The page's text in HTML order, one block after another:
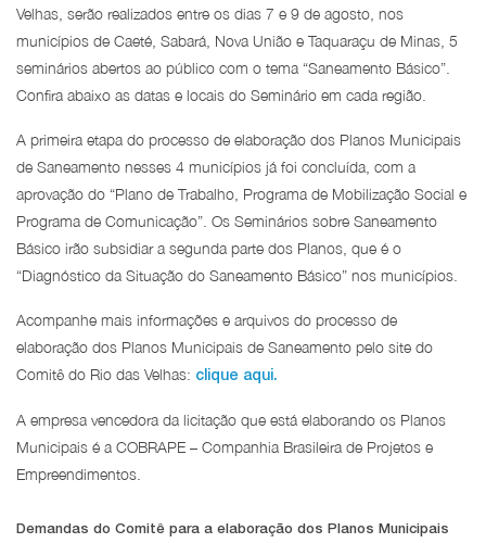
Velhas, serão realizados entre os dias 7 e 9 de agosto, nos
municípios de Caeté, Sabará, Nova União e Taquaraçu de Minas, 5
seminários abertos ao público com o tema “Saneamento Básico”.
Confira abaixo as datas e locais do Seminário em cada região.
A primeira etapa do processo de elaboração dos Planos Municipais
de Saneamento nesses 4 municípios já foi concluída, com a
aprovação do “Plano de Trabalho, Programa de Mobilização Social e
Programa de Comunicação”. Os Seminários sobre Saneamento
Básico irão subsidiar a segunda parte dos Planos, que é o
“Diagnóstico da Situação do Saneamento Básico” nos municípios.
Acompanhe mais informações e arquivos do processo de
elaboração dos Planos Municipais de Saneamento pelo site do
Comitê do Rio das Velhas: clique aqui.
A empresa vencedora da licitação que está elaborando os Planos
Municipais é a COBRAPE – Companhia Brasileira de Projetos e
Empreendimentos.
Demandas do Comitê para a elaboração dos Planos Municipais